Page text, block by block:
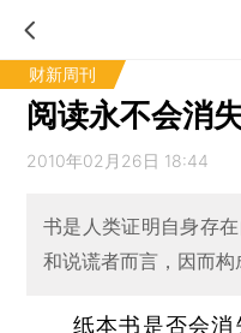
财新周刊
阅读永不会消
2010年02月26日 18:44
书是人类证明自身存
和说谎者而言，因而
纸本书是否会消